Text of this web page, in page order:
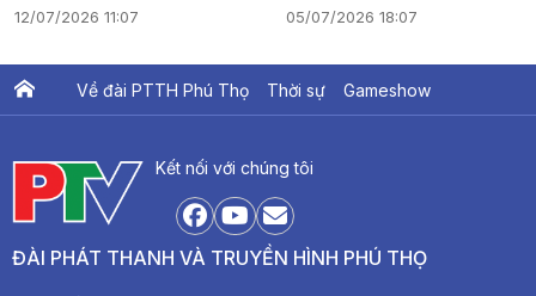
12/07/2026 11:07 05/07/2026 18:07
Về đài PTTH Phú Thọ Thời sự Gameshow
Kết nối với chúng tôi
ĐÀI PHÁT THANH VÀ TRUYỀN HÌNH PHÚ THỌ